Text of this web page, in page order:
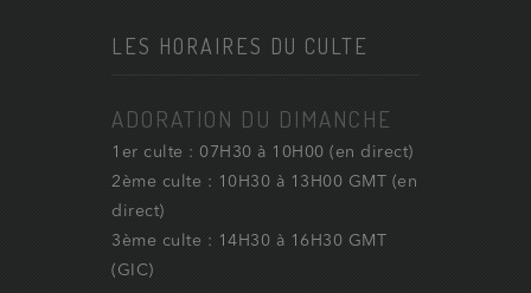
LES HORAIRES DU CULTE
ADORATION DU DIMANCHE
1er culte : 07H30 à 10H00 (en direct)
2ème culte : 10H30 à 13H00 GMT (en
direct)
3ème culte : 14H30 à 16H30 GMT
(GIC)